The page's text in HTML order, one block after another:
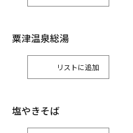
粟津温泉総湯
リスト
塩やきそば